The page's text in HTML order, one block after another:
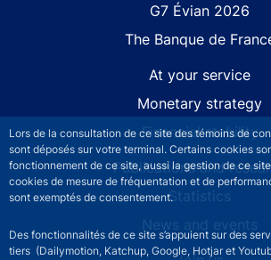
Lors de la consultation de ce site des témoins de
sont déposés sur votre terminal. Certains cookies
fonctionnement de ce site, aussi la gestion de ce
cookies de mesure de fréquentation et de
sont exemptés de consentement.
Des fonctionnalités de ce site s’appuient sur des
tiers (Dailymotion, Katchup, Google, Hotjar et
G7 Évian 2026
The Banque de
At your service
Monetary strategy
Financial stability
Publications and
Statistics
News and events